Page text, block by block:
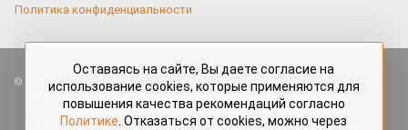
Политика конфиденциальности
Все права защищены. Любые материалы, размещённые на портале
«Красраб.ру» сотрудниками редакции, нештатными авторами
и читателями, являются объектами авторского права. Полное или
частичное использование материалов, размещённых на портале
Оставаясь на сайте, Вы даете согласие на
использование cookies, которые применяются для
повышения качества рекомендаций согласно
Политике . Отказаться от cookies, можно через